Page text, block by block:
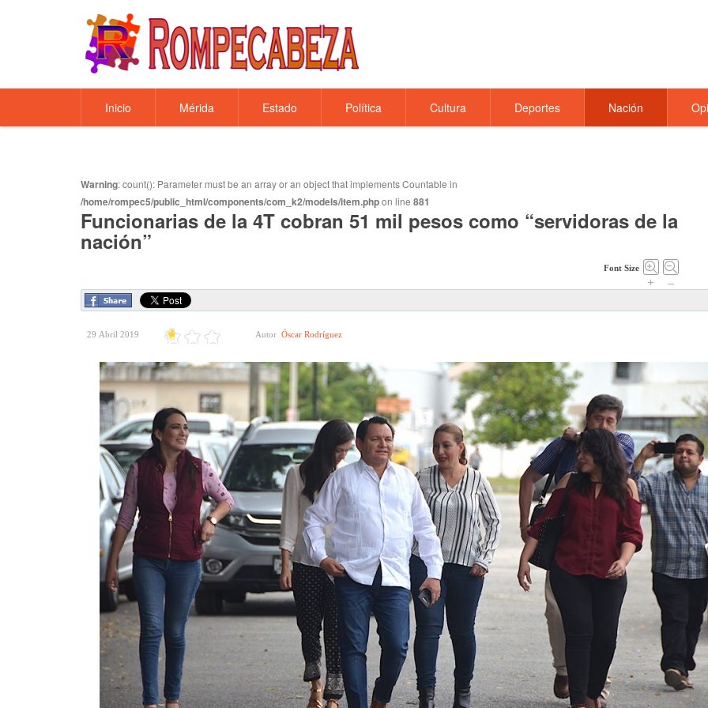
Inicio Mérida Estado Política Cultura Deportes Nación
Warning: count(): Parameter must be an array or an object that implements Countable in
/home/rompec5/public_html/components/com_k2/models/item.phpon line 881
Funcionarias de la 4T cobran 51 mil pesos como “servidoras de la
nación”
Font Size
+ –
29 Abril 2019 Autor Óscar Rodríguez
Investigan
hallado en
1 year ago
El menor
padres como
pasado